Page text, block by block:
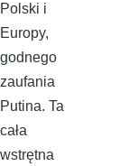
Polski i
Europy,
godnego
zaufania
Putina. Ta
cała
wstrętna